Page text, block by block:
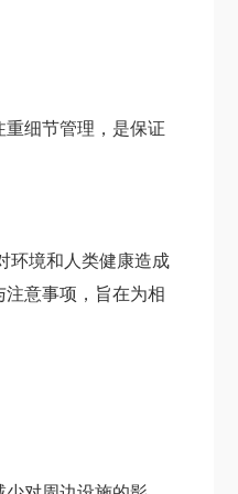
细节管理，是保证
环境和人类健康造成
意事项，旨在为相